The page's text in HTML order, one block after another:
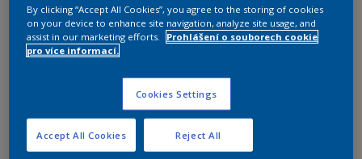
H4.06.85
Změnit odstín
2,5 L
Množství Kalkulačka pro výpočet barvy
By clicking “Accept All Cookies”, you agree to the storing of cookies
on your device to enhance site navigation, analyze site usage, and
assist in our marketing efforts.
Prohlášení o souborech cookie
pro více informací.
Cookies Settings
Reject All
Accept All Cookies